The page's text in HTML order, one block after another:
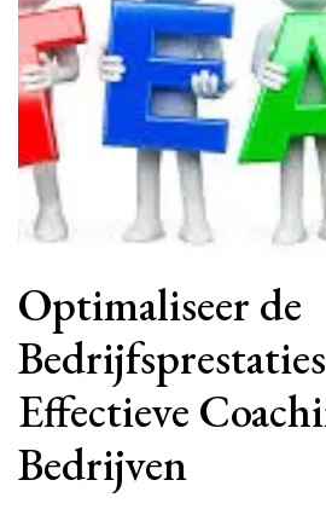
Optimaliseer de
Effectieve
Bedrijven